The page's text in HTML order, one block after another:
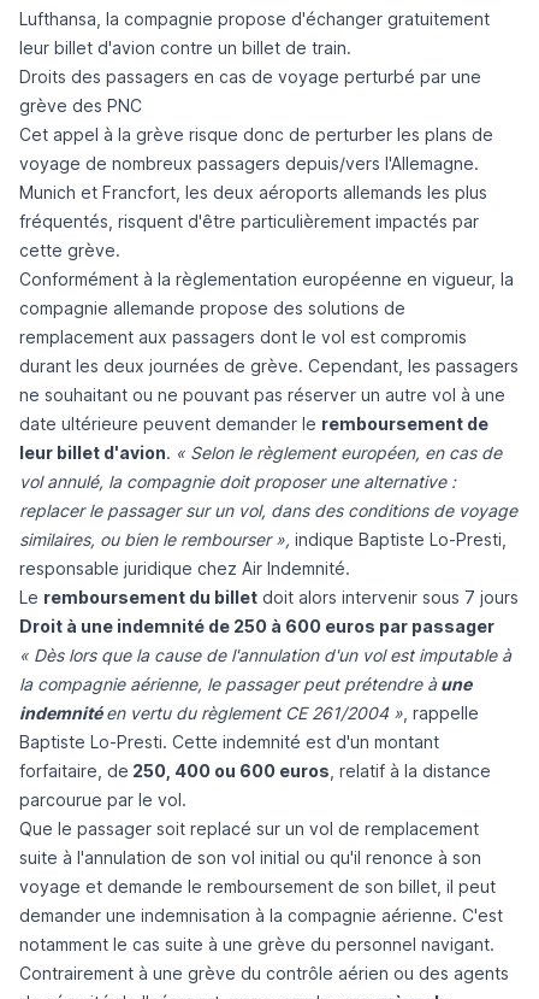
Lufthansa, la compagnie propose d'échanger gratuitement
leur billet d'avion contre un billet de train.
Droits des passagers en cas de voyage perturbé par une
grève des PNC
Cet appel à la grève risque donc de perturber les plans de
voyage de nombreux passagers depuis/vers l'Allemagne.
Munich et Francfort, les deux aéroports allemands les plus
fréquentés, risquent d'être particulièrement impactés par
cette grève.
Conformément à la règlementation européenne en vigueur, la
compagnie allemande propose des solutions de
remplacement aux passagers dont le vol est compromis
durant les deux journées de grève. Cependant, les passagers
ne souhaitant ou ne pouvant pas réserver un autre vol à une
date ultérieure peuvent demander le remboursement de
leur billet d'avion. « Selon le règlement européen, en cas de
vol annulé, la compagnie doit proposer une alternative :
replacer le passager sur un vol, dans des conditions de voyage
similaires, ou bien le rembourser », indique Baptiste Lo-Presti,
responsable juridique chez Air Indemnité.
Le remboursement du billet doit alors intervenir sous 7 jours
Droit à une indemnité de 250 à 600 euros par passager
« Dès lors que la cause de l'annulation d'un vol est imputable à
la compagnie aérienne, le passager peut prétendre àune
indemnitéen vertu du règlement CE 261/2004 » , rappelle
Baptiste Lo-Presti. Cette indemnité est d'un montant
forfaitaire, de 250, 400 ou 600 euros , relatif à la distance
parcourue par le vol.
Que le passager soit replacé sur un vol de remplacement
suite à l'annulation de son vol initial ou qu'il renonce à son
voyage et demande le remboursement de son billet, il peut
demander une indemnisation à la compagnie aérienne. C'est
notamment le cas suite à une grève du personnel navigant.
Contrairement à une grève du contrôle aérien ou des agents